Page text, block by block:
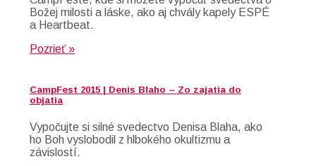
Božej milosti a láske, ako aj chvály kapely ESPÉ
a Heartbeat.
Pozrieť »
CampFest 2015 | Denis Blaho – Zo zajatia do
objatia
Vypočujte si silné svedectvo Denisa Blaha, ako
ho Boh vyslobodil z hlbokého okultizmu a
závislostí.